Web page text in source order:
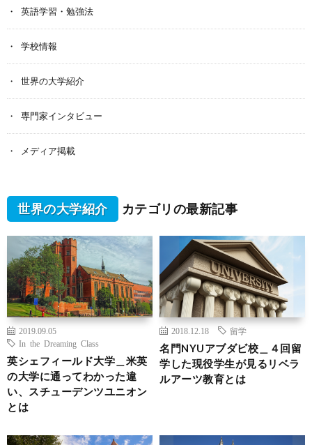
英語学習・勉強法
学校情報
世界の大学紹介
専門家インタビュー
メディア掲載
世界の大学紹介 カテゴリの最新記事
2019.09.05
In the Dreaming Class
英シェフィールド大学＿米英
の大学に通ってわかった違
い、スチューデンツユニオン
とは
2018.12.18 留学
名門NYUアブダビ校＿４回留
学した現役学生が見るリベラ
ルアーツ教育とは